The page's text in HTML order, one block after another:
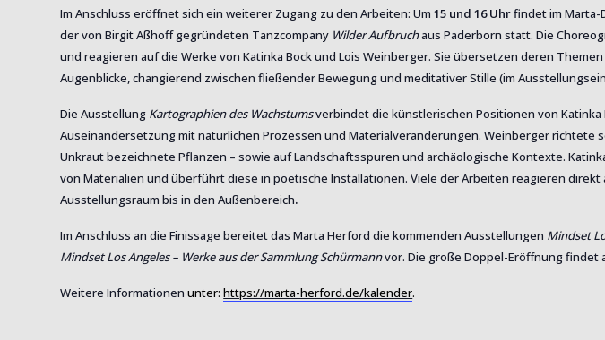
Im Anschluss eröffnet sich ein weiterer Zugang zu den Arbeiten: Um15 und 16 Uhrfindet im Marta-
der von Birgit Aßhoff gegründeten Tanzcompany Wilder Aufbruchaus Paderborn statt. Die
und reagieren auf die Werke von Katinka Bock und Lois Weinberger. Sie übersetzen deren
Augenblicke, changierend zwischen fließender Bewegung und meditativer Stille (im
Die Ausstellung Kartographien des Wachstumsverbindet die künstlerischen Positionen von
Auseinandersetzung mit natürlichen Prozessen und Materialveränderungen. Weinberger richtete
Unkraut bezeichnete Pflanzen – sowie auf Landschaftsspuren und archäologische Kontexte.
von Materialien und überführt diese in poetische Installationen. Viele der Arbeiten reagieren
Ausstellungsraum bis in den Außenbereich.
Im Anschluss an die Finissage bereitet das Marta Herford die kommenden Ausstellungen Mindset
Mindset Los Angeles – Werke aus der Sammlung Schürmannvor. Die große Doppel-Eröffnung findet
Weitere Informationenunter:https://marta-herford.de/kalender.